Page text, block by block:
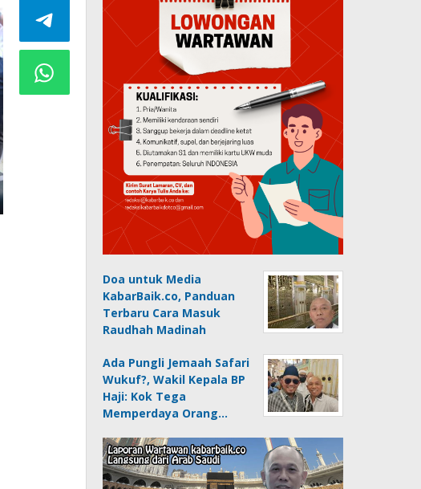
Doa untuk Media
KabarBaik.co, Panduan
Terbaru Cara Masuk
Raudhah Madinah
Ada Pungli Jemaah Safari
Wukuf?, Wakil Kepala BP
Haji: Kok Tega
Memperdaya Orang…